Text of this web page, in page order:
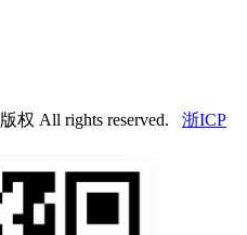
权 All rights reserved. 浙ICP